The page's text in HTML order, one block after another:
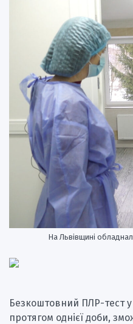
На Львівщині
Безкоштовний ПЛР-тест у
протягом однієї доби,